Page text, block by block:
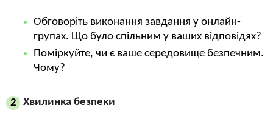
Обговоріть виконання завдання у онлайн-
групах. Що було спільним у ваших відповідях?
Поміркуйте, чи є ваше середовище безпечним.
Чому?
2
Хвилинка безпеки